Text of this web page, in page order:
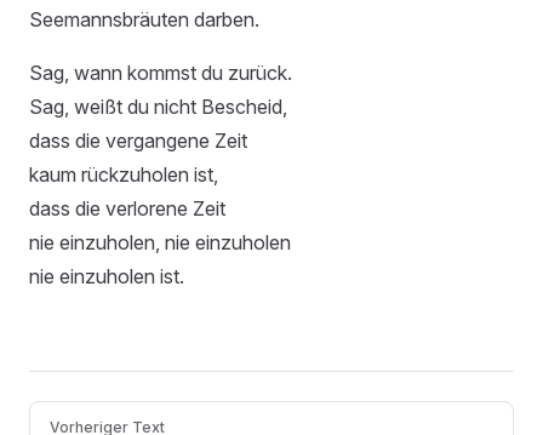
Seemannsbräuten darben.
Sag, wann kommst du zurück.
Sag, weißt du nicht Bescheid,
dass die vergangene Zeit
kaum rückzuholen ist,
dass die verlorene Zeit
nie einzuholen, nie einzuholen
nie einzuholen ist.
Pager
Vorheriger Text